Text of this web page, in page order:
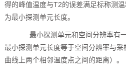
得的峰值温度与T2的误差满足标称测
为最小探测单元长度。
最小探测单元和空间分辨率有
最小探测单元长度等于空间分辨率与
曲线上两个相邻温度点之间的距离）。